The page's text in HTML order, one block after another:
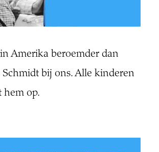
Amerika beroemder dan
bij ons. Alle kinderen
hem op.